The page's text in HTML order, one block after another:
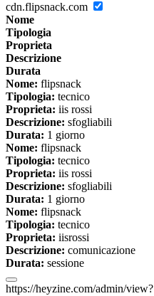
cdn.flipsnack.com
Nome
Tipologia
Proprieta
Descrizione
Durata
Nome: flipsnack
Tipologia: tecnico
Proprieta: iis rossi
Descrizione: sfogliabili
Durata: 1 giorno
Nome: flipsnack
Tipologia: tecnico
Proprieta: iis rossi
Descrizione: sfogliabili
Durata: 1 giorno
Nome: flipsnack
Tipologia: tecnico
Proprieta: iisrossi
Descrizione: comunicazione
Durata: sessione
https://heyzine.com/admin/view?